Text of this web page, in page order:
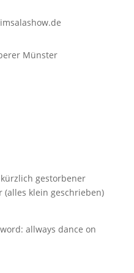
Münster
gestorbener
(alles klein geschrieben)
allways dance on